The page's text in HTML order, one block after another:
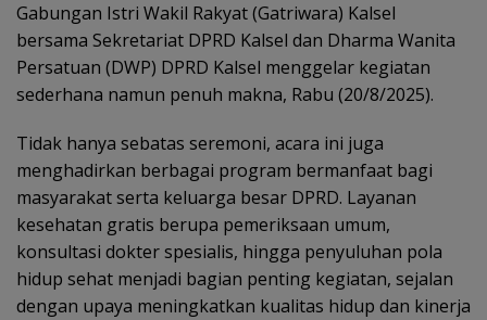
Gabungan Istri Wakil Rakyat (Gatriwara) Kalsel
bersama Sekretariat DPRD Kalsel dan Dharma Wanita
Persatuan (DWP) DPRD Kalsel menggelar kegiatan
sederhana namun penuh makna, Rabu (20/8/2025).
Tidak hanya sebatas seremoni, acara ini juga
menghadirkan berbagai program bermanfaat bagi
masyarakat serta keluarga besar DPRD. Layanan
kesehatan gratis berupa pemeriksaan umum,
konsultasi dokter spesialis, hingga penyuluhan pola
hidup sehat menjadi bagian penting kegiatan, sejalan
dengan upaya meningkatkan kualitas hidup dan kinerja